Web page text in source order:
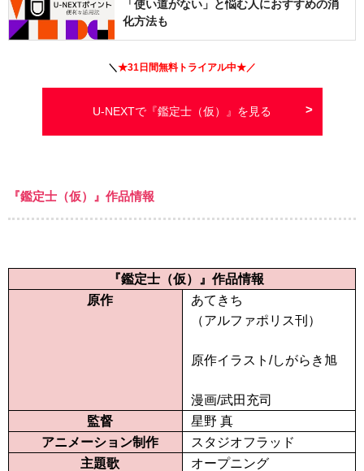
「使い道がない」と悩む人におすすめの消
化方法も
＼ ★31日間無料トライアル中★／
U-NEXTで『鑑定士（仮）』を見る
『鑑定士（仮）』作品情報
『鑑定士（仮）』作品情報
原作
あてきち
（アルファポリス刊）
原作イラスト/しがらき旭
漫画/武田充司
監督
星野 真
アニメーション制作
スタジオフラッド
主題歌
オープニング